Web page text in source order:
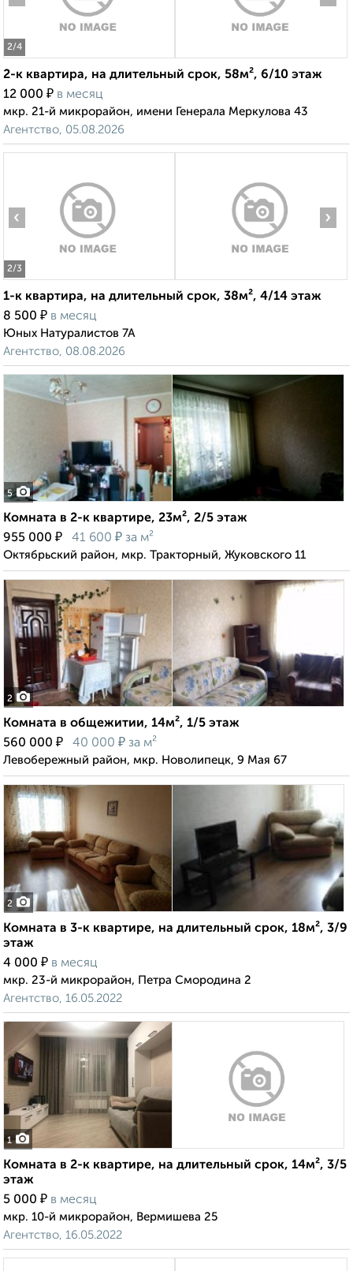
2/4
2-к квартира, на длительный срок, 58м², 6/10 этаж
12 000 ₽ в месяц
мкр. 21-й микрорайон, имени Генерала Меркулова 43
Агентство, 05.08.2026
2/3
‹ ›
1-к квартира, на длительный срок, 38м², 4/14 этаж
8 500 ₽ в месяц
Юных Натуралистов 7А
Агентство, 08.08.2026
5
Комната в 2-к квартире, 23м², 2/5 этаж
955 000 ₽ 41 600 ₽ за м²
Октябрьский район, мкр. Тракторный, Жуковского 11
2
Комната в общежитии, 14м², 1/5 этаж
560 000 ₽ 40 000 ₽ за м²
Левобережный район, мкр. Новолипецк, 9 Мая 67
2
Комната в 3-к квартире, на длительный срок, 18м², 3/9
этаж
4 000 ₽ в месяц
мкр. 23-й микрорайон, Петра Смородина 2
Агентство, 16.05.2022
1
Комната в 2-к квартире, на длительный срок, 14м², 3/5
этаж
5 000 ₽ в месяц
мкр. 10-й микрорайон, Вермишева 25
Агентство, 16.05.2022